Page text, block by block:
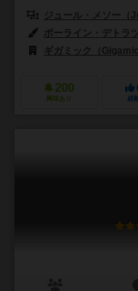
ジュール・メソー（
ポーライン・デトラ
ギガミック（Gigamic
200
興味あり 経